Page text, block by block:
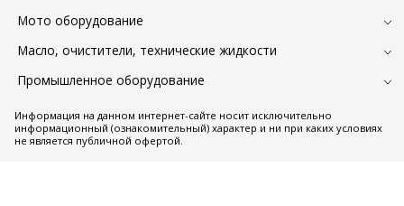
Мото оборудование
Масло, очистители, технические жидкости
Промышленное оборудование
Информация на данном интернет-сайте носит исключительно
информационный (ознакомительный) характер и ни при каких условиях
не является публичной офертой.